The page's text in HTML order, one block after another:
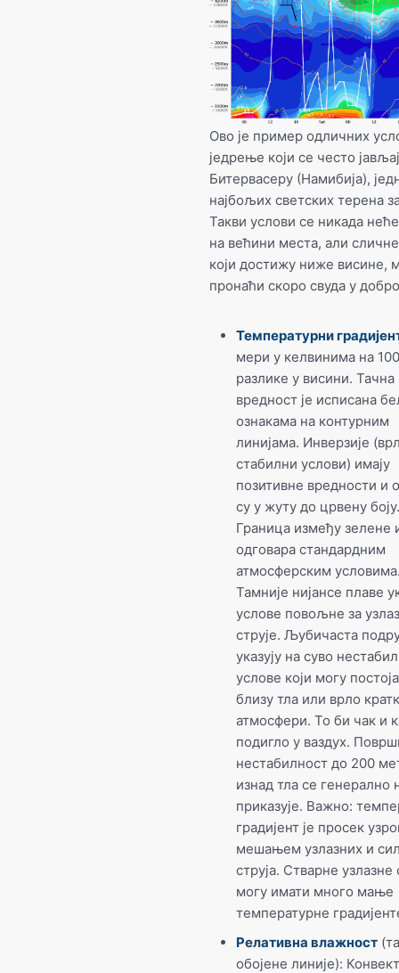
Ово је пример одличних
једрење који се често
Битервасеру (Намибија),
најбољих светских терена
Такви услови се никада
на већини места, али
који достижу ниже висине,
пронаћи скоро свуда у
Температурни
мери у келвинима на
разлике у висини. Тачна
вредност је исписана
ознакама на контурним
линијама. Инверзије
стабилни услови) имају
позитивне вредности и
су у жуту до црвену боју.
Граница између зелене
одговара стандардним
атмосферским
Тамније нијансе плаве
услове повољне за
струје. Љубичаста
указују на суво
услове који могу
близу тла или врло
атмосфери. То би чак и
подигло у ваздух.
нестабилност до 200
изнад тла се генерално
приказује. Важно:
градијент је просек
мешањем узлазних и
струја. Стварне узлазне
могу имати много мање
температурне
Релативна влажност
обојене линије):